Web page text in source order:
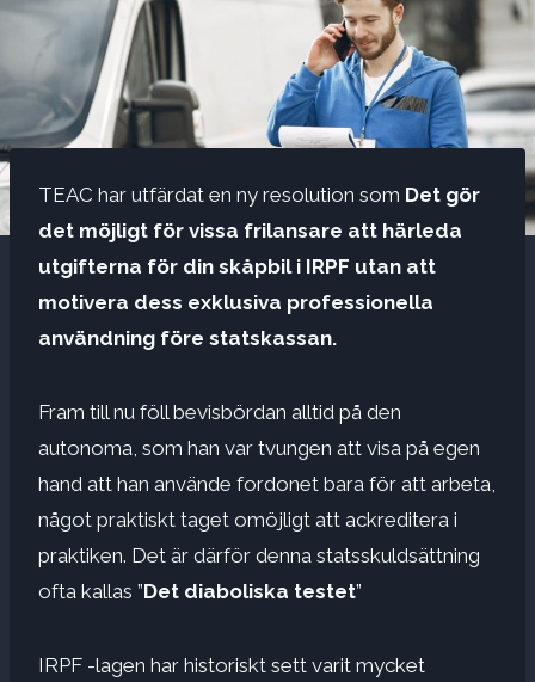
TEAC har utfärdat en ny resolution som Det gör
det möjligt för vissa frilansare att härleda
utgifterna för din skåpbil i IRPF utan att
motivera dess exklusiva professionella
användning före statskassan.
Fram till nu föll bevisbördan alltid på den
autonoma, som han var tvungen att visa på egen
hand att han använde fordonet bara för att arbeta,
något praktiskt taget omöjligt att ackreditera i
praktiken. Det är därför denna statsskuldsättning
ofta kallas ”Det diaboliska testet”
IRPF -lagen har historiskt sett varit mycket